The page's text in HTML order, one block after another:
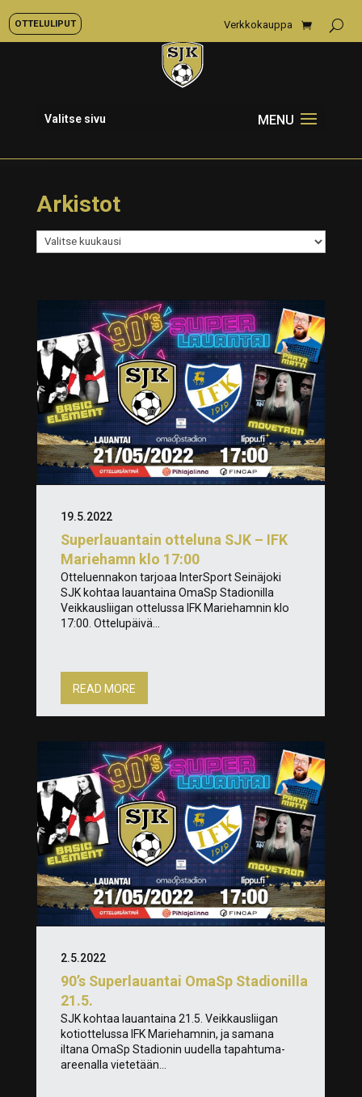
OTTELULIPUT Verkkokauppa
Valitse sivu
Arkistot
Arkistot
Superlauantain otteluna SJK – IFK
Mariehamn klo 17:00
19.5.2022
Otteluennakon tarjoaa InterSport Seinäjoki
SJK kohtaa lauantaina OmaSp Stadionilla
Veikkausliigan ottelussa IFK Mariehamnin klo
17:00. Ottelupäivä...
READ MORE
90’s Superlauantai OmaSp Stadionilla
21.5.
2.5.2022
SJK kohtaa lauantaina 21.5. Veikkausliigan
kotiottelussa IFK Mariehamnin, ja samana
iltana OmaSp Stadionin uudella tapahtuma-
areenalla vietetään...